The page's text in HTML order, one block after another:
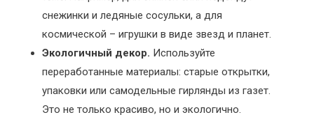
снежинки и ледяные сосульки, а для
космической – игрушки в виде звезд и планет.
Экологичный декор. Используйте
переработанные материалы: старые открытки,
упаковки или самодельные гирлянды из газет.
Это не только красиво, но и экологично.